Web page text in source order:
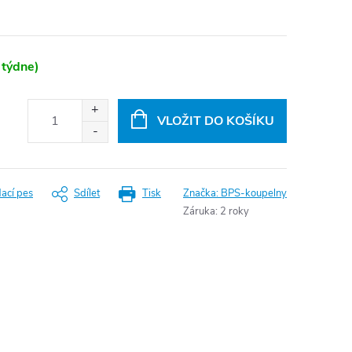
VLOŽIT DO KOŠÍKU
Tisk
pes Sdílet Značka: BPS-koupelny
Záruka: 2 roky